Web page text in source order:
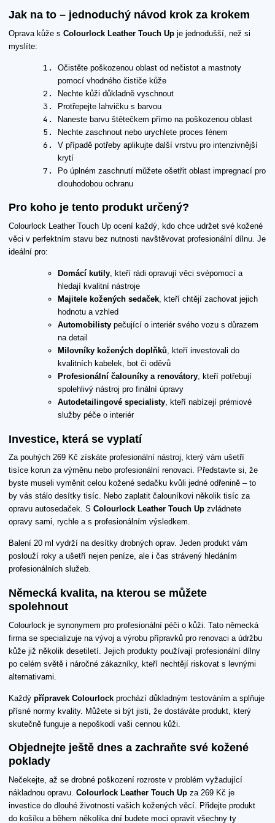
Jak na to – jednoduchý návod krok za krokem
Oprava kůže s Colourlock Leather Touch Up je jednodušší, než si
myslíte:
Očistěte poškozenou oblast od nečistot a mastnoty
pomocí vhodného čističe kůže
Nechte kůži důkladně vyschnout
Protřepejte lahvičku s barvou
Naneste barvu štětečkem přímo na poškozenou oblast
Nechte zaschnout nebo urychlete proces fénem
V případě potřeby aplikujte další vrstvu pro intenzivnější
krytí
Po úplném zaschnutí můžete ošetřit oblast impregnací pro
dlouhodobou ochranu
Pro koho je tento produkt určený?
Colourlock Leather Touch Up ocení každý, kdo chce udržet své kožené
věci v perfektním stavu bez nutnosti navštěvovat profesionální dílnu. Je
ideální pro:
Domácí kutily, kteří rádi opravují věci svépomocí a
hledají kvalitní nástroje
Majitele kožených sedaček, kteří chtějí zachovat jejich
hodnotu a vzhled
Automobilisty pečující o interiér svého vozu s důrazem
na detail
Milovníky kožených doplňků, kteří investovali do
kvalitních kabelek, bot či oděvů
Profesionální čalouníky a renovátory, kteří potřebují
spolehlivý nástroj pro finální úpravy
Autodetailingové specialisty, kteří nabízejí prémiové
služby péče o interiér
Investice, která se vyplatí
Za pouhých 269 Kč získáte profesionální nástroj, který vám ušetří
tisíce korun za výměnu nebo profesionální renovaci. Představte si, že
byste museli vyměnit celou kožené sedačku kvůli jedné odřenině – to
by vás stálo desítky tisíc. Nebo zaplatit čalouníkovi několik tisíc za
opravu autosedaček. S Colourlock Leather Touch Up zvládnete
opravy sami, rychle a s profesionálním výsledkem.
Balení 20 ml vydrží na desítky drobných oprav. Jeden produkt vám
poslouží roky a ušetří nejen peníze, ale i čas strávený hledáním
profesionálních služeb.
Německá kvalita, na kterou se můžete
spolehnout
Colourlock je synonymem pro profesionální péči o kůži. Tato německá
firma se specializuje na vývoj a výrobu přípravků pro renovaci a údržbu
kůže již několik desetiletí. Jejich produkty používají profesionální dílny
po celém světě i náročné zákazníky, kteří nechtějí riskovat s levnými
alternativami.
Každý přípravek Colourlock prochází důkladným testováním a splňuje
přísné normy kvality. Můžete si být jisti, že dostáváte produkt, který
skutečně funguje a nepoškodí vaši cennou kůži.
Objednejte ještě dnes a zachraňte své kožené
poklady
Nečekejte, až se drobné poškození rozroste v problém vyžadující
nákladnou opravu. Colourlock Leather Touch Up za 269 Kč je
investice do dlouhé životnosti vašich kožených věcí. Přidejte produkt
do košíku a během několika dní budete moci opravit všechny ty